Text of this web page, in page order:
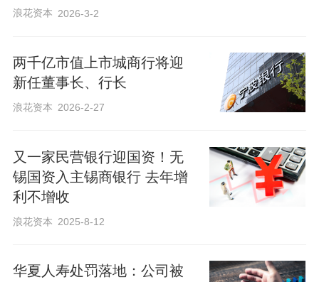
浪花资本 2026-3-2
两千亿市值上市城商行将迎
新任董事长、行长
浪花资本 2026-2-27
又一家民营银行迎国资！无
锡国资入主锡商银行 去年增
利不增收
浪花资本 2025-8-12
华夏人寿处罚落地：公司被